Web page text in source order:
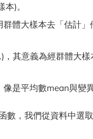
)。
體大樣本去「估計」
其意義為經群體大
是平均數mean與變
數，我們從資料中選